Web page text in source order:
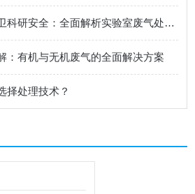
守护方寸净土，捍卫科研安全：全面解析实验室废气处理系统
：有机与无机废气的全面解决方案​
择处理技术？